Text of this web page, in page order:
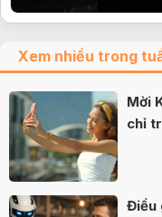
Xem nhiều trong
Mời
chỉ
Điều